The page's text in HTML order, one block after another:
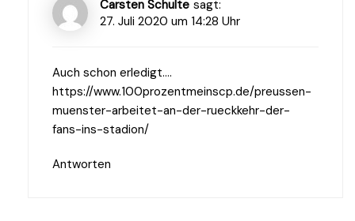
Carsten Schulte sagt:
27. Juli 2020 um 14:28 Uhr
Auch schon erledigt….
https://www.100prozentmeinscp.de/preussen-
muenster-arbeitet-an-der-rueckkehr-der-
fans-ins-stadion/
Antworten